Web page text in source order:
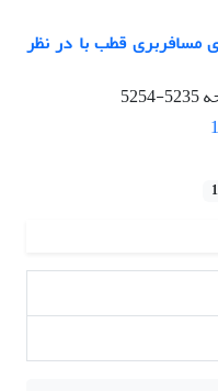
مسافربری قطب با در نظر
5235-5254